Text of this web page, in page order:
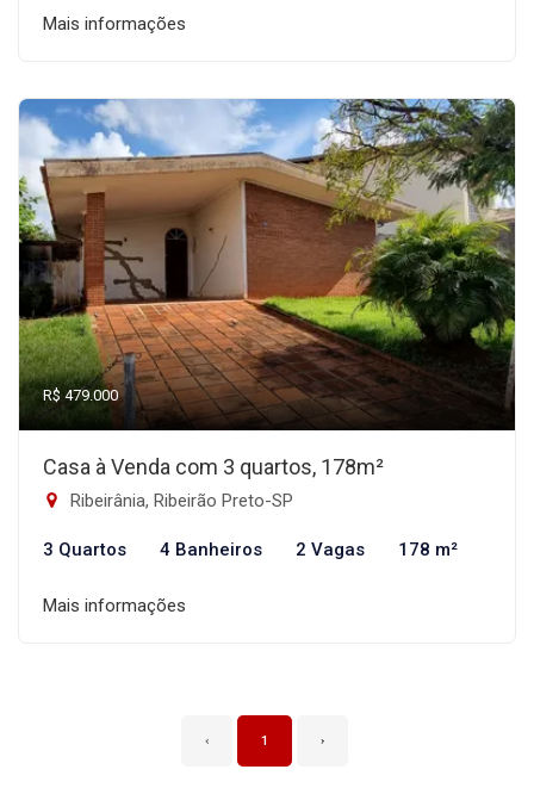
Mais informações
R$ 479.000
Casa à Venda com 3 quartos, 178m²
Ribeirânia, Ribeirão Preto-SP
3 Quartos 4 Banheiros 2 Vagas 178 m²
Mais informações
‹ 1 ›